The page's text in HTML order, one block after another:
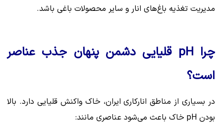
مدیریت تغذیه باغ‌های انار و سایر محصولات باغی باشد.
چرا pH قلیایی دشمن پنهان جذب عناصر
است؟
در بسیاری از مناطق انارکاری ایران، خاک واکنش قلیایی دارد. بالا
بودن pH خاک باعث می‌شود عناصری مانند: